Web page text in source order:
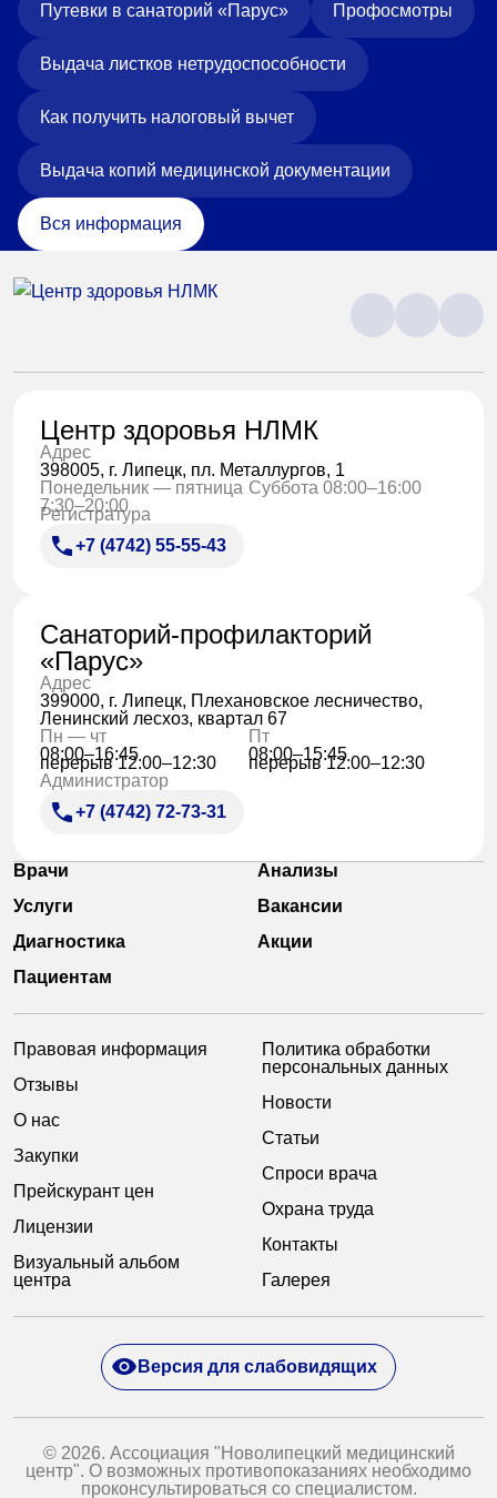
Путевки в санаторий «Парус» Профосмотры
Выдача листков нетрудоспособности
Как получить налоговый вычет
Выдача копий медицинской документации
Вся информация
Центр здоровья НЛМК
Адрес
398005, г. Липецк, пл. Металлургов, 1
Понедельник — пятница
7:30–20:00
Суббота 08:00–16:00
Регистратура
+7 (4742) 55-55-43
Санаторий-профилакторий
«Парус»
Адрес
399000, г. Липецк, Плехановское лесничество,
Ленинский лесхоз, квартал 67
Пн — чт
08:00–16:45
перерыв 12:00–12:30
Пт
08:00–15:45
перерыв 12:00–12:30
Администратор
+7 (4742) 72-73-31
Врачи
Анализы
Услуги
Вакансии
Диагностика
Акции
Пациентам
Правовая информация
Отзывы
О нас
Закупки
Прейскурант цен
Лицензии
Визуальный альбом
центра
Политика обработки
персональных данных
Новости
Статьи
Спроси врача
Охрана труда
Контакты
Галерея
© 2026. Ассоциация "Новолипецкий медицинский
центр". О возможных противопоказаниях необходимо
проконсультироваться со специалистом.
Версия для слабовидящих